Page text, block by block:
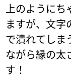
上のように
ますが、文字
で潰れてしま
ながら縁の太
す！